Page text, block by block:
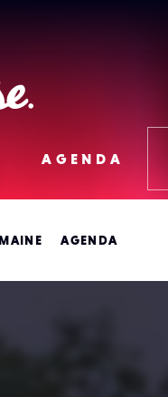
Lense
AGENDA
AGENDA